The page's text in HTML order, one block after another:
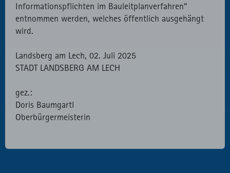
Informationspflichten im Bauleitplanverfahren“
entnommen werden, welches öffentlich ausgehängt
wird.
Landsberg am Lech, 02. Juli 2025
STADT LANDSBERG AM LECH
gez.:
Doris Baumgartl
Oberbürgermeisterin